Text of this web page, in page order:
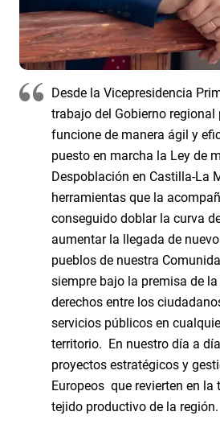
Desde la Vicepresidencia
trabajo del Gobierno regional
funcione de manera ágil y
puesto en marcha la Ley de
Despoblación en Castilla-La
herramientas que la
conseguido doblar la curva
aumentar la llegada de
pueblos de nuestra
siempre bajo la premisa de
derechos entre los
servicios públicos en
territorio. En nuestro día a
proyectos estratégicos y
Europeos que revierten en
tejido productivo de la región.